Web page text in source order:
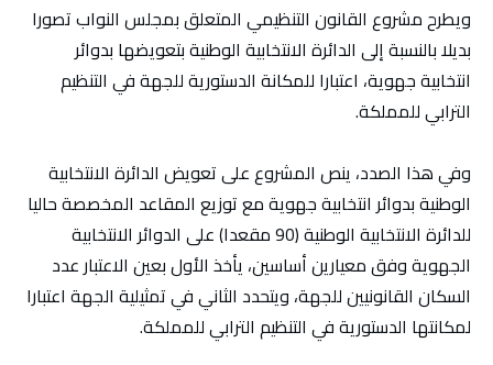
ويطرح مشروع القانون التنظيمي المتعلق بمجلس النواب تصورا
بديلا بالنسبة إلى الدائرة الانتخابية الوطنية بتعويضها بدوائر
انتخابية جهوية، اعتبارا للمكانة الدستورية للجهة في التنظيم
الترابي للمملكة.
وفي هذا الصدد، ينص المشروع على تعويض الدائرة الانتخابية
الوطنية بدوائر انتخابية جهوية مع توزيع المقاعد المخصصة حاليا
للدائرة الانتخابية الوطنية (90 مقعدا) على الدوائر الانتخابية
الجهوية وفق معيارين أساسين، يأخذ الأول بعين الاعتبار عدد
السكان القانونيين للجهة، ويتحدد الثاني في تمثيلية الجهة اعتبارا
لمكانتها الدستورية في التنظيم الترابي للمملكة.